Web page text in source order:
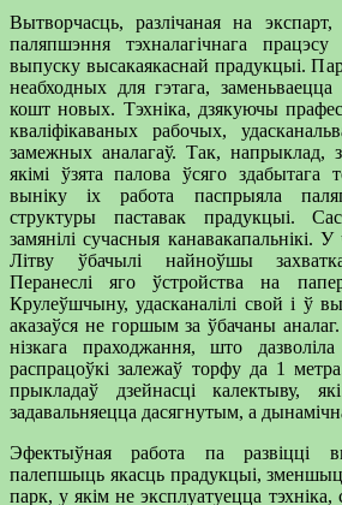
Вытворчасць, разлічаная на экспарт,
паляпшэння тэхналагічнага
выпуску высакаякаснай прадукцыі.
неабходных для гэтага,
кошт новых. Тэхніка, дзякуючы
кваліфікаваных рабочых,
замежных аналагаў. Так, напрыклад,
якімі ўзята палова ўсяго
выніку іх работа паспрыяла
структуры паставак прадукцыі.
замянілі сучасныя канавакапальнікі.
Літву ўбачылі найноўшы
Перанеслі яго ўстройства на
Крулеўшчыну, удасканалілі свой і ў
аказаўся не горшым за ўбачаны
нізкага праходжання, што
распрацоўкі залежаў торфу да 1
прыкладаў дзейнасці калектыву,
задавальняецца дасягнутым, а
Эфектыўная работа па развіцці
палепшыць якасць прадукцыі,
парк, у якім не эксплуатуецца тэхніка,